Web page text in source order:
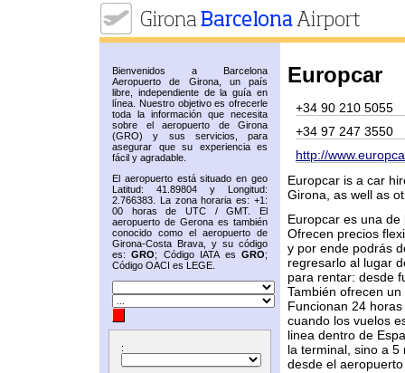
Bienvenidos a Barcelona
Aeropuerto de Girona, un país
libre, independiente de la guía en
línea. Nuestro objetivo es ofrecerle
toda la información que necesita
sobre el aeropuerto de Girona
(GRO) y sus servicios, para
asegurar que su experiencia es
fácil y agradable.
El aeropuerto está situado en geo
Latitud: 41.89804 y Longitud:
2.766383. La zona horaria es: +1:
00 horas de UTC / GMT. El
aeropuerto de Gerona es también
conocido como el aeropuerto de
Girona-Costa Brava, y su código
es:GRO; Código IATA esGRO;
Código OACI es LEGE.
:
Europcar
+34 90 210 5055
+34 97 247 3550
http://
Europcar is a car
Girona, as well as
Europcar es una
Ofrecen precios
y por ende podrás
regresarlo al lugar
para rentar: desde
También ofrecen
Funcionan 24
cuando los vuelos
linea dentro de
la terminal, sino a 5
desde el